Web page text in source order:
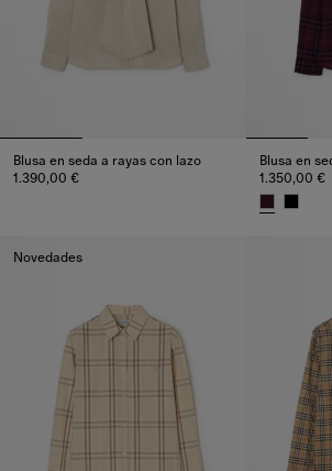
Blusa en seda a rayas con lazo
1.390,00 €
Blusa en seda a rayas con lazo, 1.390,00 €
Blusa en
1.350,00 €
Novedades